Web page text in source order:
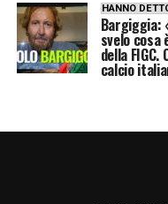
HANNO
Bargiggia:
svelo cosa
della
calcio